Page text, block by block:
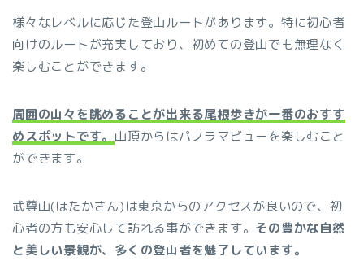
様々なレベルに応じた登山ルートがあります。特に初心者
向けのルートが充実しており、初めての登山でも無理なく
楽しむことができます。
周囲の山々を眺めることが出来る尾根歩きが一番のおすす
めスポットです。 山頂からはパノラマビューを楽しむこと
ができます。
武尊山(ほたかさん)は東京からのアクセスが良いので、初
心者の方も安心して訪れる事ができます。 その豊かな自然
と美しい景観が、多くの登山者を魅了しています。